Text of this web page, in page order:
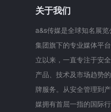
关于我们
a&s传媒是全球知名展
集团旗下的专业媒体平
立以来，一直专注于安
产品、技术及市场趋势
牌服务。从安全管理到
媒拥有首屈一指的国际